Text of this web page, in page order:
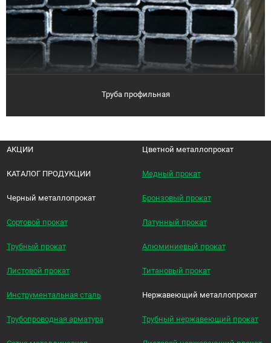
Труба профильная
АКЦИИ
КАТАЛОГ ПРОДУКЦИИ
Черный металлопрокат
Сортовой прокат
Трубный прокат
Листовой прокат
Инструментальная сталь
Трубопроводная арматура
Цветной металлопрокат
Медный прокат
Бронзовый прокат
Латунный прокат
Алюминиевый прокат
Титановый прокат
Нержавеющий металлопрокат
Трубный нержавеющий прокат